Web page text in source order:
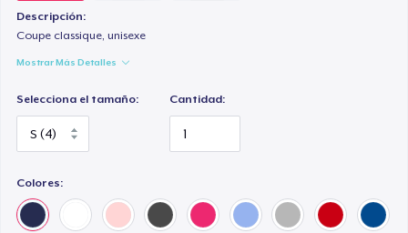
Descripción:
Coupe classique, unisexe
Mostrar Más Detalles
Selecciona el tamaño: Cantidad:
Colores: